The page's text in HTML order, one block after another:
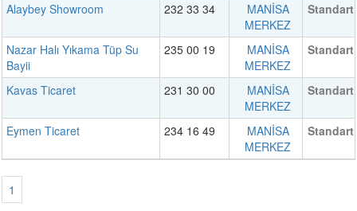
Alaybey Showroom 232 33 34
MANİSA
MERKEZ
Standart
Nazar Halı Yıkama Tüp Su
Bayii
235 00 19
MANİSA
MERKEZ
Standart
Kavas Ticaret 231 30 00
MANİSA
MERKEZ
Standart
Eymen Ticaret 234 16 49
MANİSA
MERKEZ
Standart
1